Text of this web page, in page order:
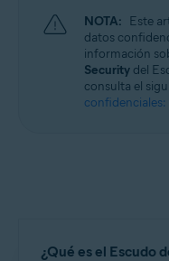
Avast One
Sistemas operativos:
NOTA: Este
datos
información
Security del
consulta el
¿Qué es el Escudo